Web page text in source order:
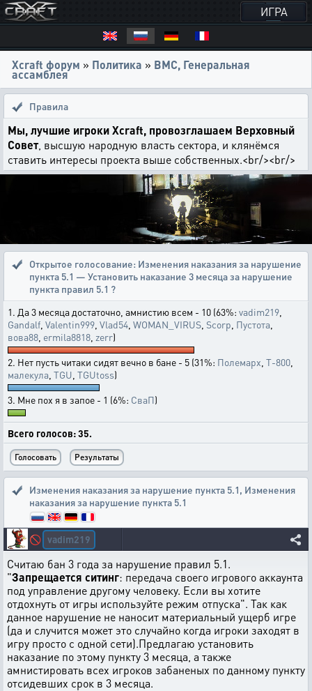
ИГРА
Xcraft форум » Политика » ВМС, Генеральная
ассамблея
Правила
Мы, лучшие игроки Xcraft, провозглашаем Верховный
Совет, высшую народную власть сектора, и клянёмся
ставить интересы проекта выше собственных.<br/><br/>
Открытое голосование: Изменения наказания за нарушение
пункта 5.1 — Установить наказание 3 месяца за нарушение
пункта правил 5.1 ?
1. Да 3 месяца достаточно, амнистию всем - 10 (63%: vadim219
Gandalf Valentin999 Vlad54 WOMAN_VIRUS Scorp Пустота
вова88 ermila8818 zerr)
2. Нет пусть читаки сидят вечно в бане - 5 (31%: Полемарх T-800
малекула TGU TGUtoss)
3. Мне пох я в запое - 1 (6%: СваП)
Всего голосов: 35.
Изменения наказания за нарушение пункта 5.1, Изменения
наказания за нарушение пункта 5.1
🚫 vadim219
Считаю бан 3 года за нарушение правил 5.1.
"Запрещается ситинг: передача своего игрового аккаунта
под управление другому человеку. Если вы хотите
отдохнуть от игры используйте режим отпуска". Так как
данное нарушение не наносит материальный ущерб игре
(да и случится может это случайно когда игроки заходят в
игру просто с одной сети).Предлагаю установить
наказание по этому пункту 3 месяца, а также
амнистировать всех игроков забаненых по данному пункту
отсидевших срок в 3 месяца.